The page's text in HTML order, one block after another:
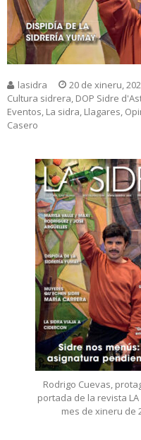
lasidra 20 de xineru,
Cultura sidrera, DOP Sidre
Eventos, La sidra, Llagares,
Casero
Rodrigo Cuevas,
portada de la revista LA
mes de xineru de